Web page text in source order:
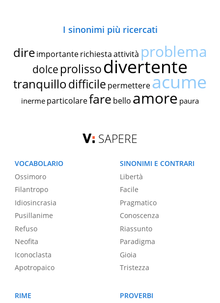
I sinonimi più ricercati
dire importante richiestaattività problema
dolce prolissodivertente
tranquillodifficile permettereacume
inerme particolarefare bello amore paura
SAPERE
VOCABOLARIO
Ossimoro
Filantropo
Idiosincrasia
Pusillanime
Refuso
Neofita
Iconoclasta
Apotropaico
SINONIMI E CONTRARI
Libertà
Facile
Pragmatico
Conoscenza
Riassunto
Paradigma
Gioia
Tristezza
RIME
PROVERBI